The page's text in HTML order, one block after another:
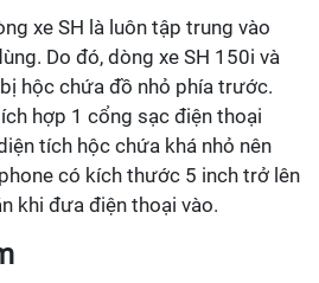
xe SH là luôn tập trung vào
Do đó, dòng xe SH 150i và
hộc chứa đồ nhỏ phía trước.
hợp 1 cổng sạc điện thoại
tích hộc chứa khá nhỏ nên
có kích thước 5 inch trở lên
khi đưa điện thoại vào.